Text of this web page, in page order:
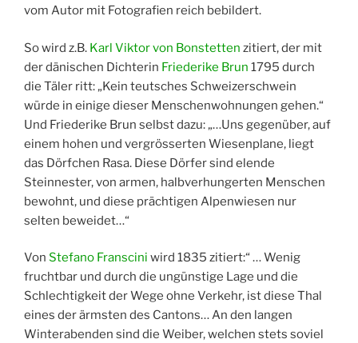
vom Autor mit Fotografien reich bebildert.
So wird z.B. Karl Viktor von Bonstetten zitiert, der mit
der dänischen Dichterin Friederike Brun 1795 durch
die Täler ritt: „Kein teutsches Schweizerschwein
würde in einige dieser Menschenwohnungen gehen.“
Und Friederike Brun selbst dazu: „…Uns gegenüber, auf
einem hohen und vergrösserten Wiesenplane, liegt
das Dörfchen Rasa. Diese Dörfer sind elende
Steinnester, von armen, halbverhungerten Menschen
bewohnt, und diese prächtigen Alpenwiesen nur
selten beweidet…“
Von Stefano Franscini wird 1835 zitiert:“ … Wenig
fruchtbar und durch die ungünstige Lage und die
Schlechtigkeit der Wege ohne Verkehr, ist diese Thal
eines der ärmsten des Cantons… An den langen
Winterabenden sind die Weiber, welchen stets soviel